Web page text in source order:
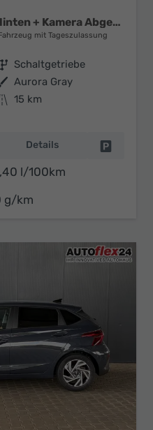
Pure 1.2 MPI / Navi PDC Hinten + Kamera Abgedunkelte Scheiben Tempomat Alu 16"
mit Tageszulassung
Getriebe Schaltgetriebe
Außenfarbe Aurora Gray
Kilometerstand 15 km
Details
l/100km
g/km